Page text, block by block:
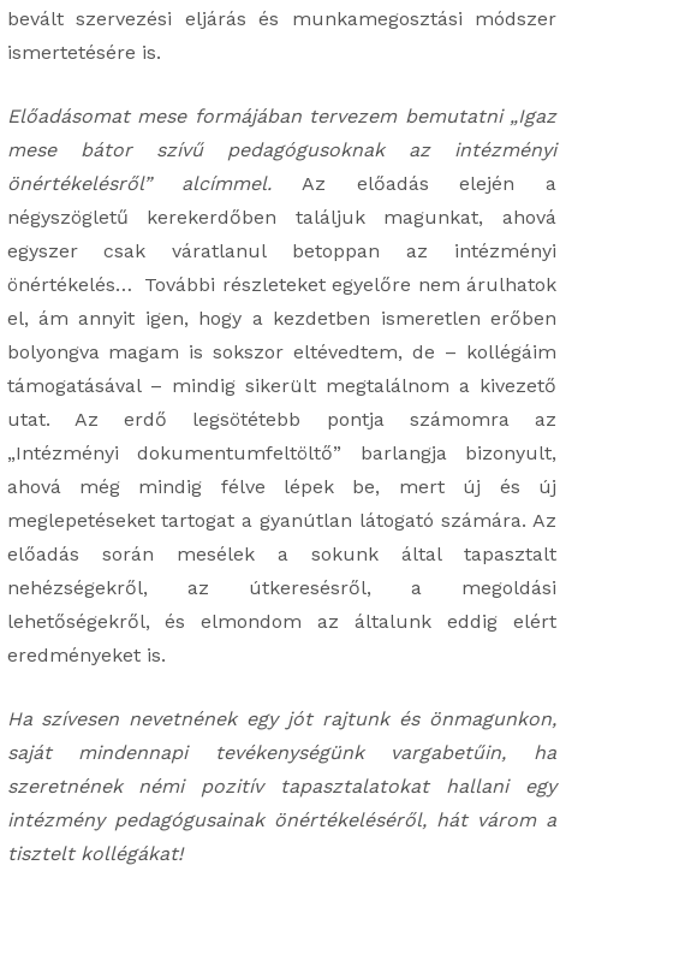
bevált szervezési eljárás és munkamegosztási módszer
ismertetésére is.
Előadásomat mese formájában tervezem bemutatni „Igaz
mese bátor szívű pedagógusoknak az intézményi
önértékelésről” alcímmel. Az előadás elején a
négyszögletű kerekerdőben találjuk magunkat, ahová
egyszer csak váratlanul betoppan az intézményi
önértékelés… További részleteket egyelőre nem árulhatok
el, ám annyit igen, hogy a kezdetben ismeretlen erőben
bolyongva magam is sokszor eltévedtem, de – kollégáim
támogatásával – mindig sikerült megtalálnom a kivezető
utat. Az erdő legsötétebb pontja számomra az
„Intézményi dokumentumfeltöltő” barlangja bizonyult,
ahová még mindig félve lépek be, mert új és új
meglepetéseket tartogat a gyanútlan látogató számára. Az
előadás során mesélek a sokunk által tapasztalt
nehézségekről, az útkeresésről, a megoldási
lehetőségekről, és elmondom az általunk eddig elért
eredményeket is.
Ha szívesen nevetnének egy jót rajtunk és önmagunkon,
saját mindennapi tevékenységünk vargabetűin, ha
szeretnének némi pozitív tapasztalatokat hallani egy
intézmény pedagógusainak önértékeléséről, hát várom a
tisztelt kollégákat!